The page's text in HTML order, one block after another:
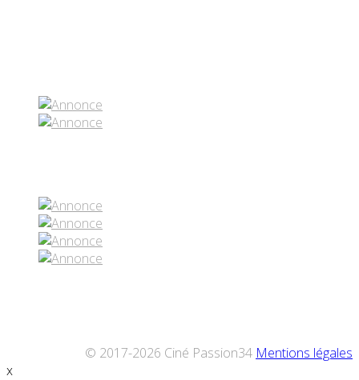
© 2017-2026 Ciné Passion34 Mentions légales
x